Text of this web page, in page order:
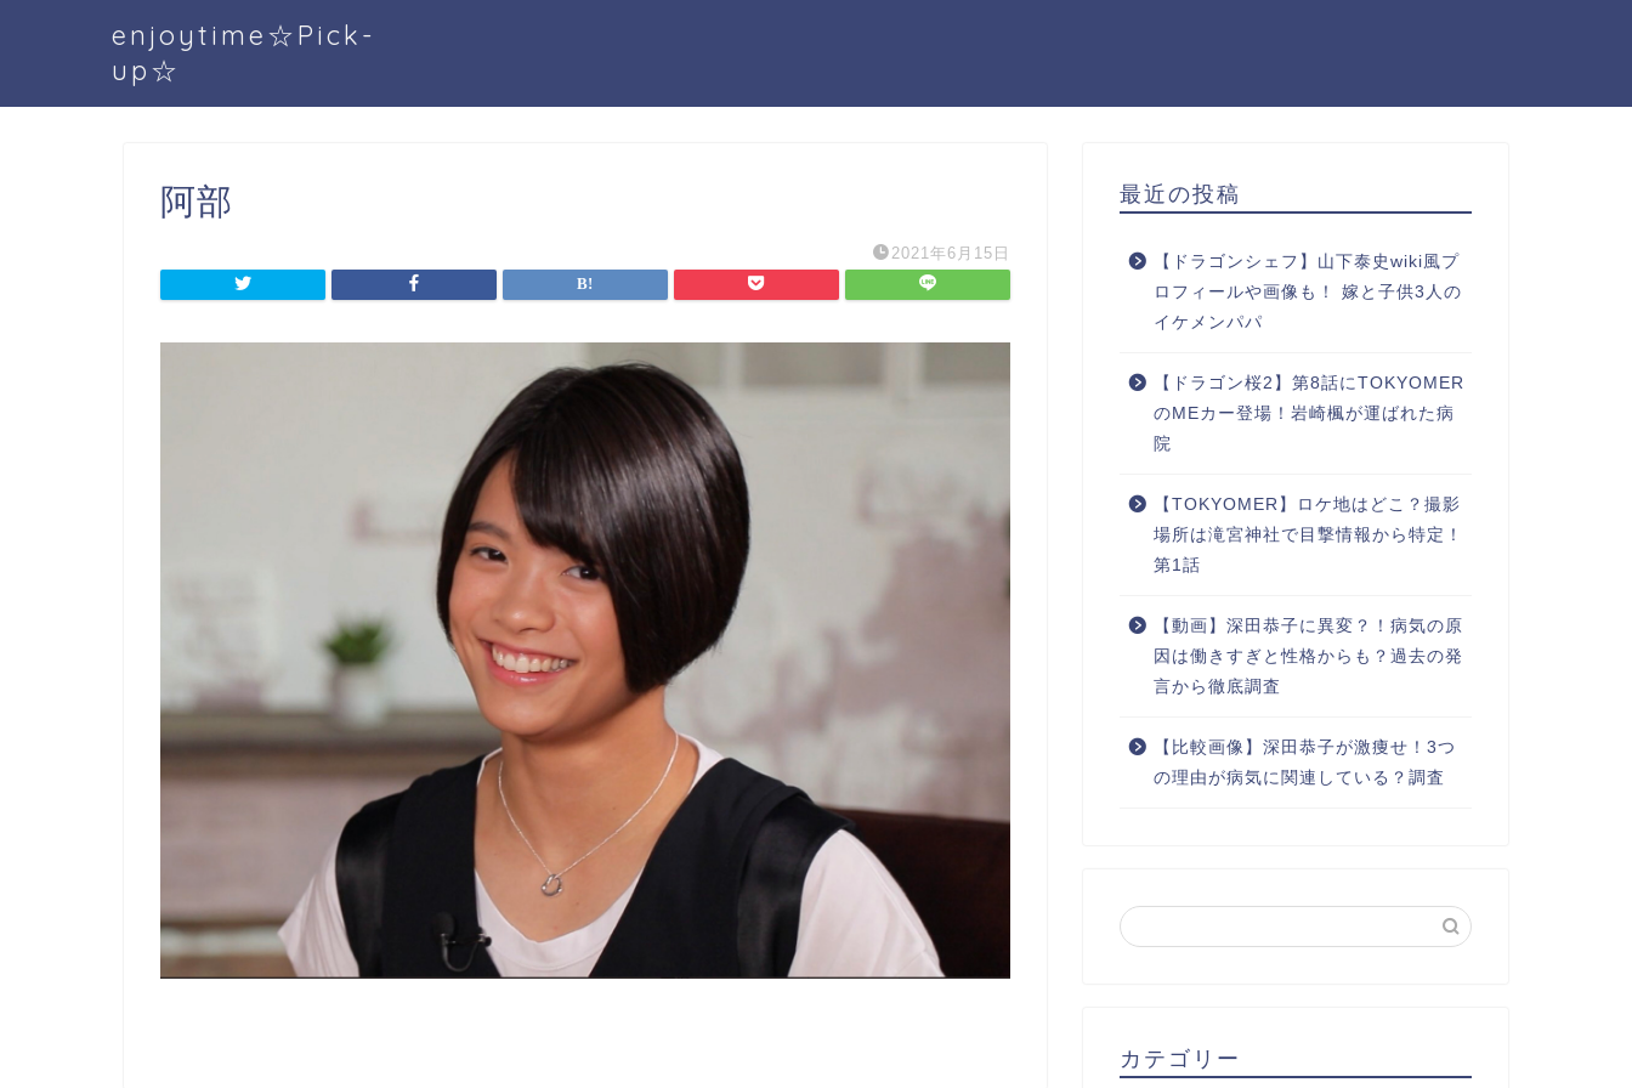
enjoytime☆Pick-
up☆
阿部
2021年6月15日
最近の投稿
【ドラゴンシェフ】山下泰史wiki風プ
ロフィールや画像も！ 嫁と子供3人の
イケメンパパ
【ドラゴン桜2】第8話にTOKYOMER
のMEカー登場！岩崎楓が運ばれた病
院
【TOKYOMER】ロケ地はどこ？撮影
場所は滝宮神社で目撃情報から特定！
第1話
【動画】深田恭子に異変？！病気の原
因は働きすぎと性格からも？過去の発
言から徹底調査
【比較画像】深田恭子が激痩せ！3つ
の理由が病気に関連している？調査
カテゴリー